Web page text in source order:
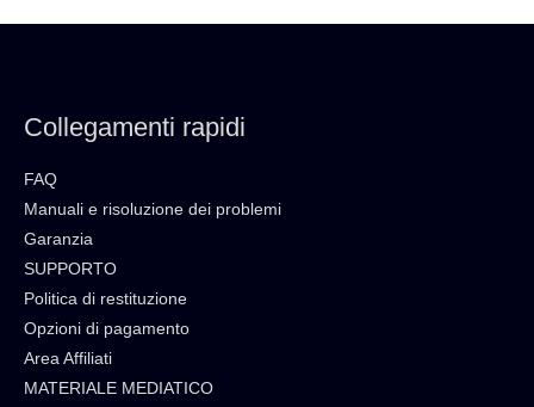
Collegamenti rapidi
FAQ
Manuali e risoluzione dei problemi
Garanzia
SUPPORTO
Politica di restituzione
Opzioni di pagamento
Area Affiliati
MATERIALE MEDIATICO